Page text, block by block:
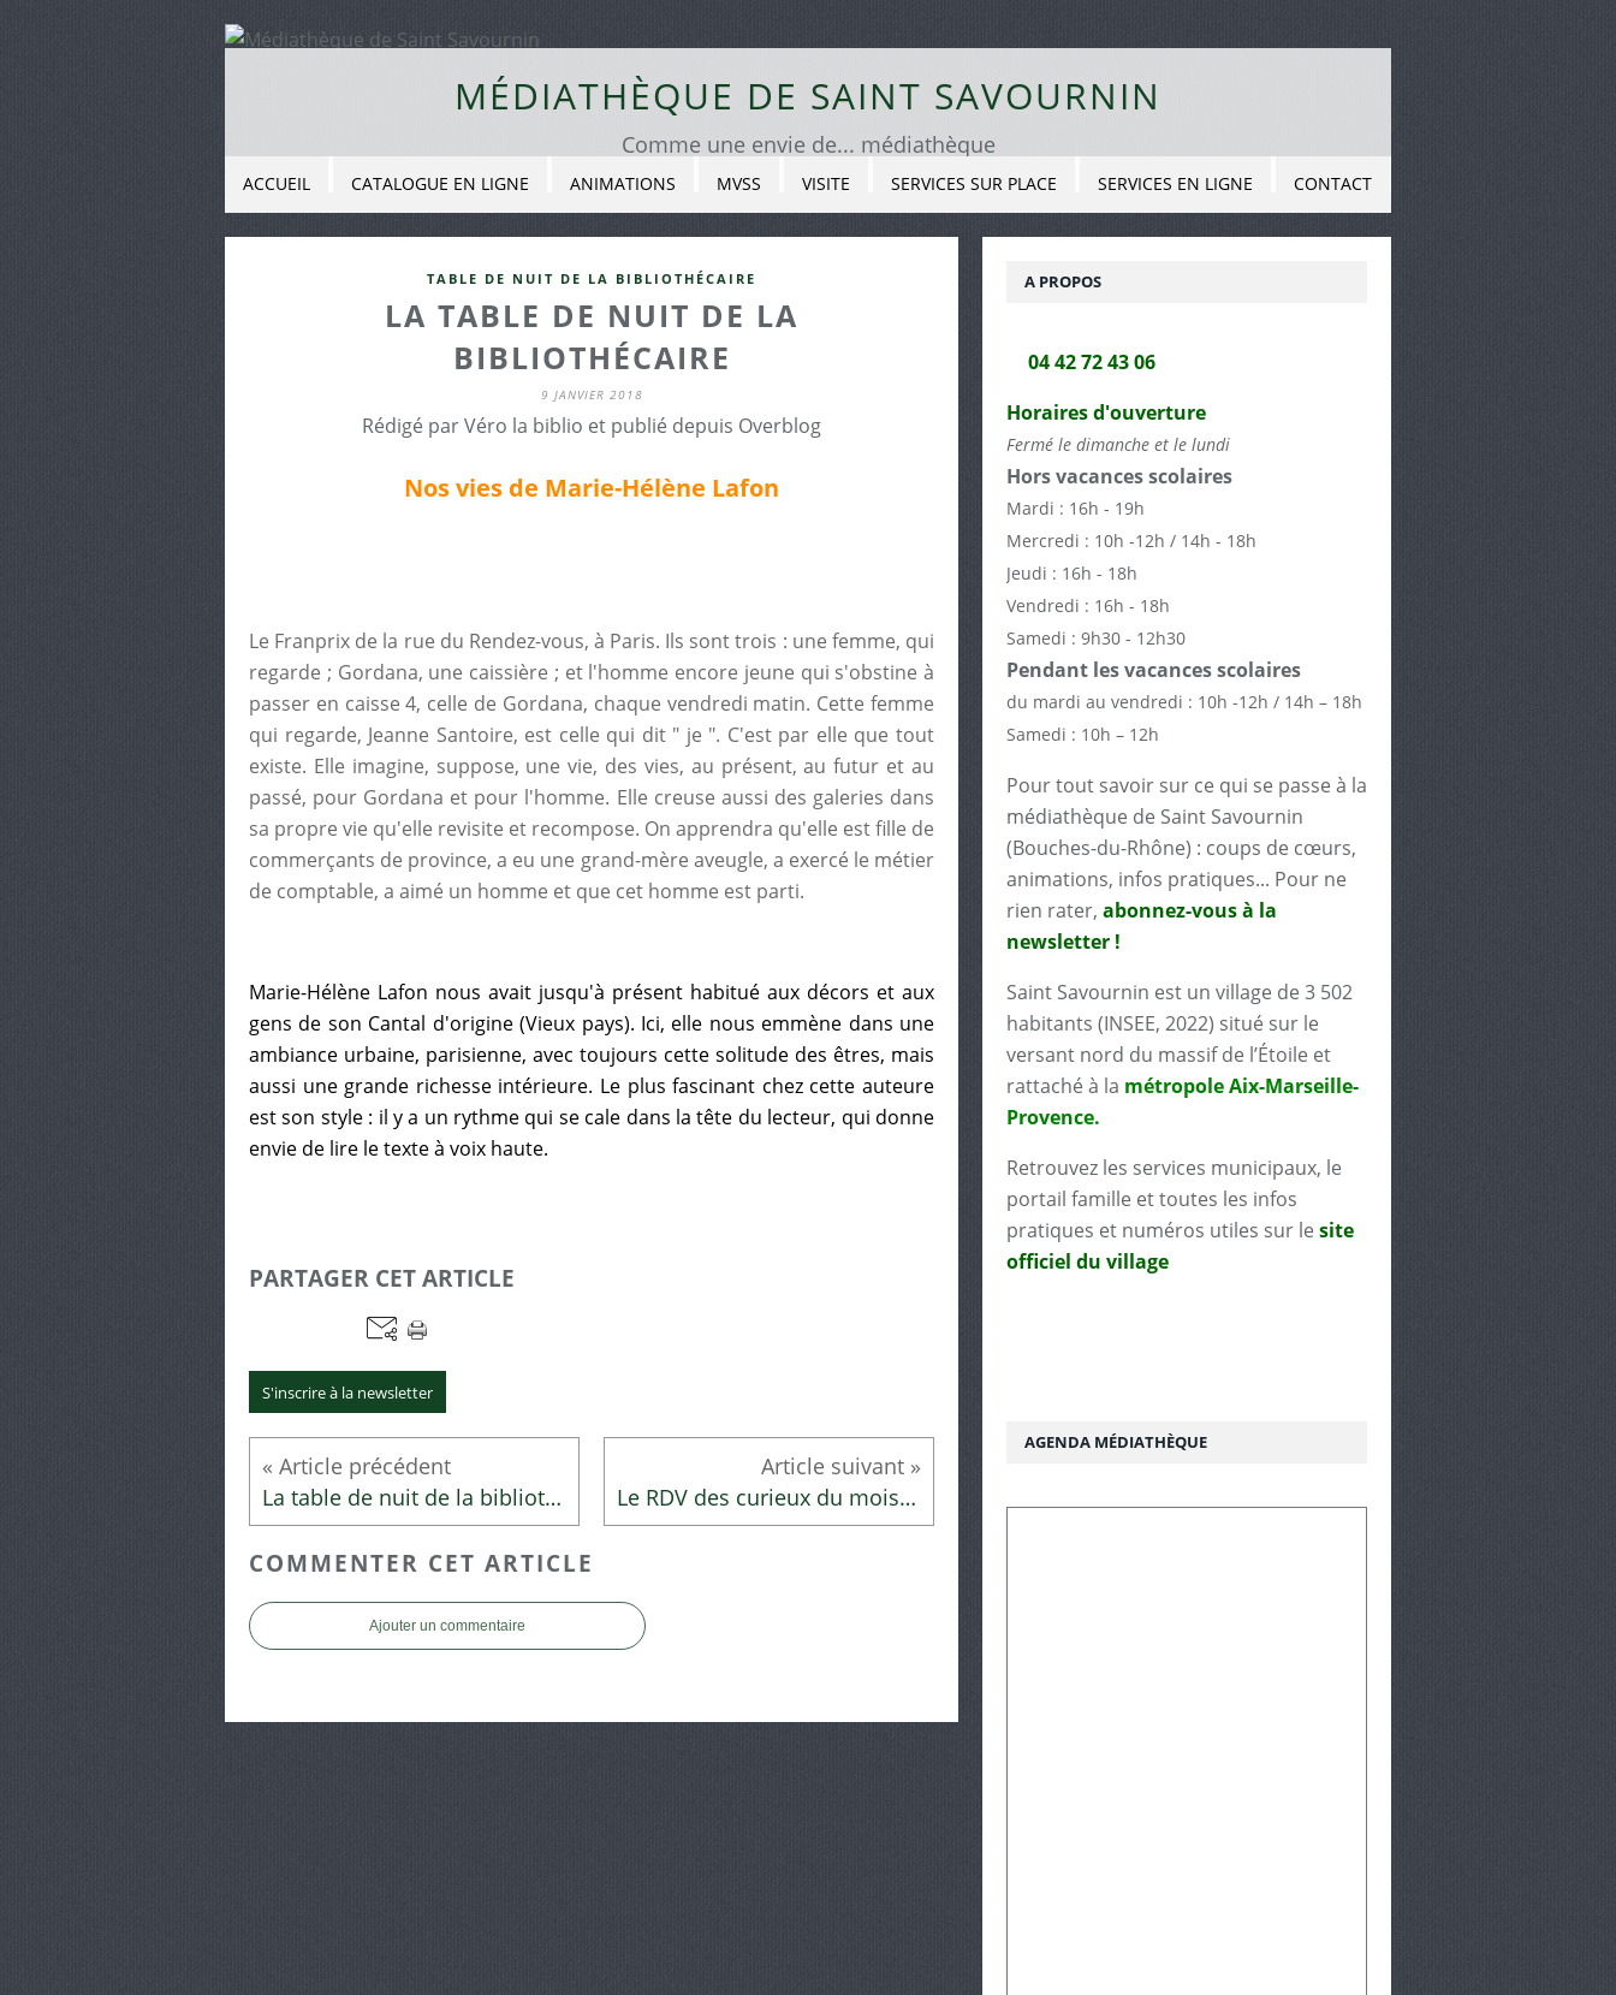
MÉDIATHÈQUE DE SAINT SAVOURNIN
Comme une envie de... médiathèque
ACCUEIL CATALOGUE EN LIGNE ANIMATIONS MVSS VISITE SERVICES SUR PLACE SERVICES EN LIGNE CONTACT
TABLE DE NUIT DE LA BIBLIOTHÉCAIRE
LA TABLE DE NUIT DE LA
BIBLIOTHÉCAIRE
9 JANVIER 2018
Rédigé par Véro la biblio et publié depuis Overblog
Nos vies de Marie-Hélène Lafon
Le Franprix de la rue du Rendez-vous, à Paris. Ils sont trois : une femme, qui
regarde ; Gordana, une caissière ; et l'homme encore jeune qui s'obstine à
passer en caisse 4, celle de Gordana, chaque vendredi matin. Cette femme
qui regarde, Jeanne Santoire, est celle qui dit " je ". C'est par elle que tout
existe. Elle imagine, suppose, une vie, des vies, au présent, au futur et au
passé, pour Gordana et pour l'homme. Elle creuse aussi des galeries dans
sa propre vie qu'elle revisite et recompose. On apprendra qu'elle est fille de
commerçants de province, a eu une grand-mère aveugle, a exercé le métier
de comptable, a aimé un homme et que cet homme est parti.
Marie-Hélène Lafon nous avait jusqu'à présent habitué aux décors et aux
gens de son Cantal d'origine (Vieux pays). Ici, elle nous emmène dans une
ambiance urbaine, parisienne, avec toujours cette solitude des êtres, mais
aussi une grande richesse intérieure. Le plus fascinant chez cette auteure
est son style : il y a un rythme qui se cale dans la tête du lecteur, qui donne
envie de lire le texte à voix haute.
PARTAGER CET ARTICLE
S'inscrire à la newsletter
La table de nuit de la bibliothécaire Le RDV des curieux du mois de janvier 2018
COMMENTER CET ARTICLE
Ajouter un commentaire
A PROPOS
04 42 72 43 06
Horaires d'ouverture
Fermé le dimanche et le lundi
Hors vacances scolaires
Mardi : 16h - 19h
Mercredi : 10h -12h / 14h - 18h
Jeudi : 16h - 18h
Vendredi : 16h - 18h
Samedi : 9h30 - 12h30
Pendant les vacances scolaires
du mardi au vendredi : 10h -12h / 14h – 18h
Samedi : 10h – 12h
Pour tout savoir sur ce qui se passe à la
médiathèque de Saint Savournin
(Bouches-du-Rhône) : coups de cœurs,
animations, infos pratiques... Pour ne
rien rater, abonnez-vous à la
newsletter !
Saint Savournin est un village de 3 502
habitants (INSEE, 2022) situé sur le
versant nord du massif de l’Étoile et
rattaché à la métropole Aix-Marseille-
Provence.
Retrouvez les services municipaux, le
portail famille et toutes les infos
pratiques et numéros utiles sur le site
officiel du village
AGENDA MÉDIATHÈQUE